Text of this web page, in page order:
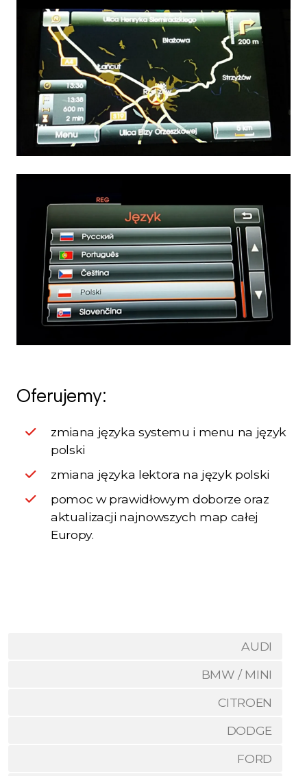
AUDI
BMW / MINI
CITROEN
DODGE
FORD
Oferujemy:
zmiana języka systemu i menu na język
polski
zmiana języka lektora na język polski
pomoc w prawidłowym doborze oraz
aktualizacji najnowszych map całej
Europy.